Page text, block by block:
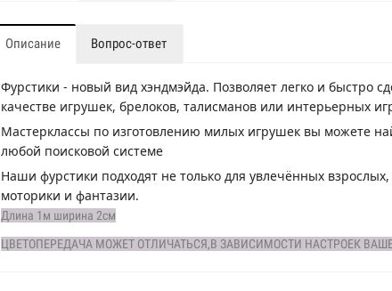
Описание Вопрос-ответ
Фурстики - новый вид хэндмэйда. Позволяет легко и быстро
качестве игрушек, брелоков, талисманов или интерьерных
Мастерклассы по изготовлению милых игрушек вы можете
любой поисковой системе
Наши фурстики подходят не только для увлечённых
моторики и фантазии.
Длина 1м ширина 2см
ЦВЕТОПЕРЕДАЧА МОЖЕТ ОТЛИЧАТЬСЯ,В ЗАВИСИМОСТИ НАСТРОЕК